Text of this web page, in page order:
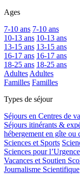
Ages
7-10 ans 7-10 ans
10-13 ans 10-13 ans
13-15 ans 13-15 ans
16-17 ans 16-17 ans
18-25 ans 18-25 ans
Adultes Adultes
Familles Familles
Types de séjour
Séjours en Centres de
Séjours itinérants &
hébergement en gîte ou
Sciences et Sports
Sciences pour l’Urgence
Vacances et Soutien
Journalisme Scientifique